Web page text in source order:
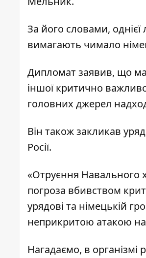
За його словами, однієї
вимагають чимало
Дипломат заявив, що
іншої критично
головних джерел
Він також закликав
Росії.
«Отруєння Навального
погроза вбивством
урядові та німецькій
неприкритою атакою
Нагадаємо, в організмі